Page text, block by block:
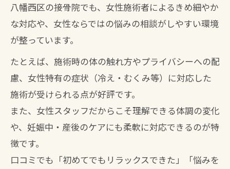
八幡西区の接骨院でも、女性施術者によるきめ細やか
な対応や、女性ならではの悩みの相談がしやすい環境
が整っています。
たとえば、施術時の体の触れ方やプライバシーへの配
慮、女性特有の症状（冷え・むくみ等）に対応した
施術が受けられる点が好評です。
また、女性スタッフだからこそ理解できる体調の変化
や、妊娠中・産後のケアにも柔軟に対応できるのが特
徴です。
口コミでも「初めてでもリラックスできた」「悩みを